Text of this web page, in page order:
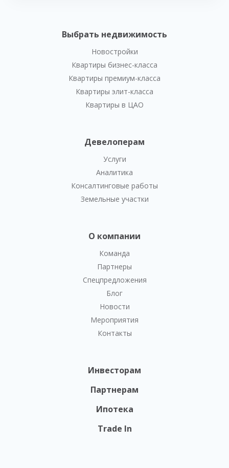
Выбрать недвижимость
Новостройки
Квартиры бизнес-класса
Квартиры премиум-класса
Квартиры элит-класса
Квартиры в ЦАО
Девелоперам
Услуги
Аналитика
Консалтинговые работы
Земельные участки
О компании
Команда
Партнеры
Спецпредложения
Блог
Новости
Мероприятия
Контакты
Инвесторам
Партнерам
Ипотека
Trade In